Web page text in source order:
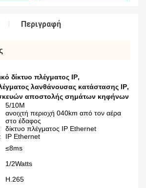
Περιγραφή
δίκτυο πλέγματος IP,
λανθάνουσας κατάστασης IP,
αποστολής σημάτων κηφήνων
5/10M
ανοιχτή περιοχή 040km από τον αέρα
στο έδαφος
δίκτυο πλέγματος IP Ethernet
IP Ethernet
≤8ms
1/2Watts
H.265